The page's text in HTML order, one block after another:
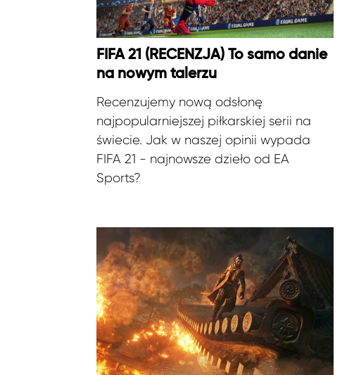
FIFA 21 (RECENZJA) To samo danie
na nowym talerzu
Recenzujemy nową odsłonę
najpopularniejszej piłkarskiej serii na
świecie. Jak w naszej opinii wypada
FIFA 21 - najnowsze dzieło od EA
Sports?